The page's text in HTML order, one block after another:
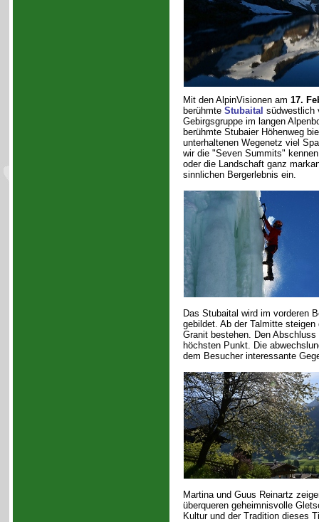
Mit den AlpinVisionen am 17.
berühmte Stubaital südwestlich
Gebirgsgruppe im langen
berühmte Stubaier Höhenweg
unterhaltenen Wegenetz viel
wir die "Seven Summits"
oder die Landschaft ganz
sinnlichen Bergerlebnis ein.
Das Stubaital wird im vorderen
gebildet. Ab der Talmitte
Granit bestehen. Den
höchsten Punkt. Die
dem Besucher interessante
Martina und Guus Reinartz
überqueren geheimnisvolle
Kultur und der Tradition dieses